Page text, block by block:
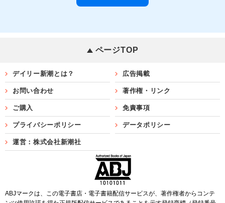
ページTOP
デイリー新潮とは？ 広告掲載
お問い合わせ 著作権・リンク
ご購入 免責事項
プライバシーポリシー データポリシー
運営：株式会社新潮社
ABJマークは、この電子書店・電子書籍配信サービスが、著作権者からコンテ